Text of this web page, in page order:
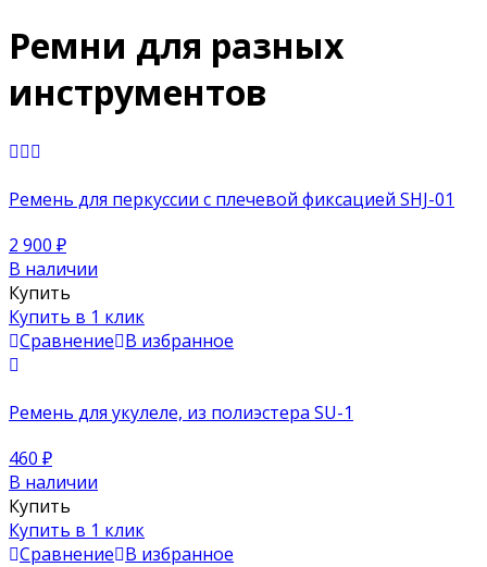
Ремни для разных
инструментов
Ремень для перкуссии с плечевой фиксацией SHJ-01
2 900 ₽
В наличии
Купить
Купить в 1 клик
Сравнение В избранное
Ремень для укулеле, из полиэстера SU-1
460 ₽
В наличии
Купить
Купить в 1 клик
Сравнение В избранное